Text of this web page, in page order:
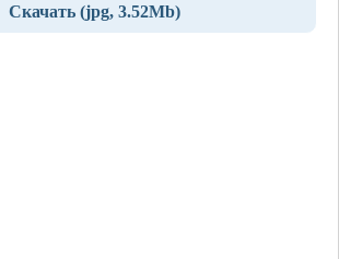
Скачать (jpg, 3.52Mb)